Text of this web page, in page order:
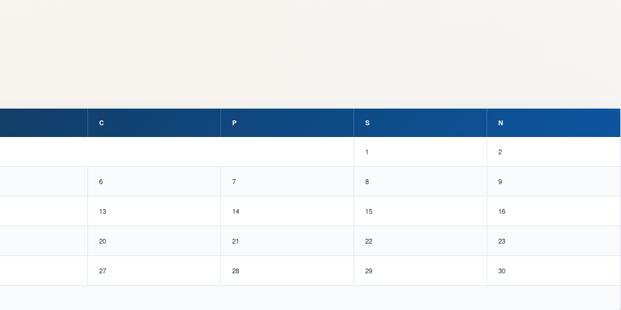
C P S N
1 2
6 7 8 9
13 14 15 16
20 21 22 23
27 28 29 30